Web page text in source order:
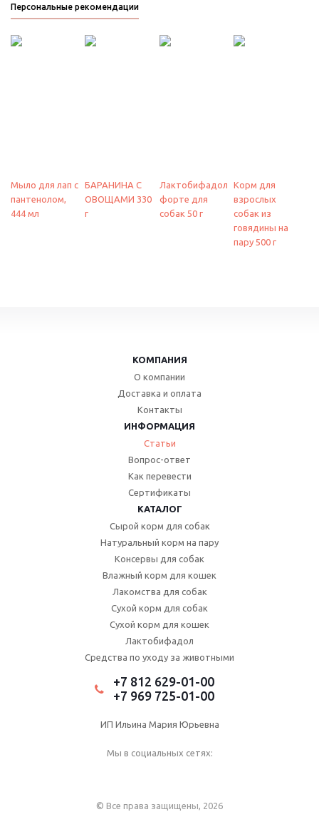
Персональные рекомендации
Мыло для лап с
пантенолом,
444 мл
БАРАНИНА С
ОВОЩАМИ 330
г
Лактобифадол
форте для
собак 50 г
Корм для
взрослых
собак из
говядины на
пару 500 г
КОМПАНИЯ
О компании
Доставка и оплата
Контакты
ИНФОРМАЦИЯ
Статьи
Вопрос-ответ
Как перевести
Сертификаты
КАТАЛОГ
Сырой корм для собак
Натуральный корм на пару
Консервы для собак
Влажный корм для кошек
Лакомства для собак
Сухой корм для собак
Сухой корм для кошек
Лактобифадол
Средства по уходу за животными
+7 812 629-01-00
+7 969 725-01-00
ИП Ильина Мария Юрьевна
Мы в социальных сетях:
© Все права защищены, 2026